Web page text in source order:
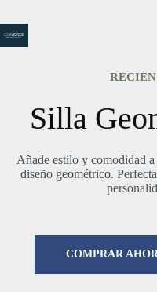
Silla
Añade estilo y comodidad
diseño geométrico.
COMPRAR